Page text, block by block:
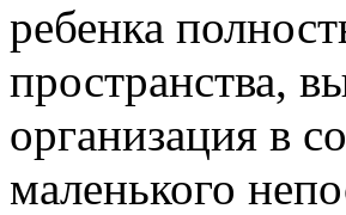
ребенка
пространства,
организация в
маленького